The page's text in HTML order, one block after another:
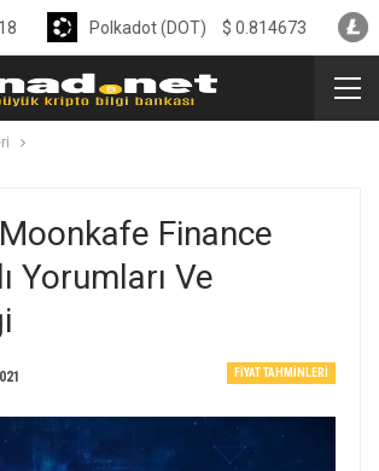
Finance
Yorumları Ve
FIYAT TAHMINLERI
Polkadot (DOT) $0.814673 Litecoin